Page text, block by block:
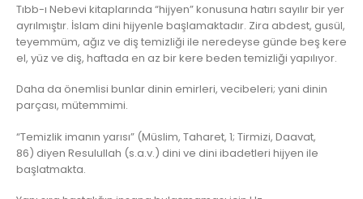
Tıbb-ı Nebevi kitaplarında “hijyen” konusuna hatırı sayılır bir yer
ayrılmıştır. İslam dini hijyenle başlamaktadır. Zira abdest, gusül,
teyemmüm, ağız ve diş temizliği ile neredeyse günde beş kere
el, yüz ve diş, haftada en az bir kere beden temizliği yapılıyor.
Daha da önemlisi bunlar dinin emirleri, vecibeleri; yani dinin
parçası, mütemmimi.
“Temizlik imanın yarısı” (Müslim, Taharet, 1; Tirmizi, Daavat,
86) diyen Resulullah (s.a.v.) dini ve dini ibadetleri hijyen ile
başlatmakta.